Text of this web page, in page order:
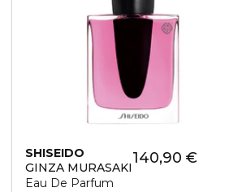
SHISEIDO
GINZA MURASAKI
Eau De Parfum
140,90 €